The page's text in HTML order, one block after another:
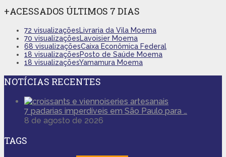
+ACESSADOS ÚLTIMOS 7 DIAS
72 visualizaçõesLivraria da Vila Moema
70 visualizaçõesLavoisier Moema
68 visualizaçõesCaixa Econômica Federal
18 visualizaçõesPosto de Saúde Moema
18 visualizaçõesYamamura Moema
NOTÍCIAS RECENTES
7 padarias imperdíveis em São Paulo para …
8 de agosto de 2026
TAGS